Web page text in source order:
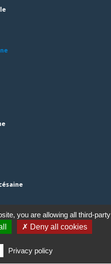
you are allowing all third-party
✗ Deny all cookies
Privacy policy